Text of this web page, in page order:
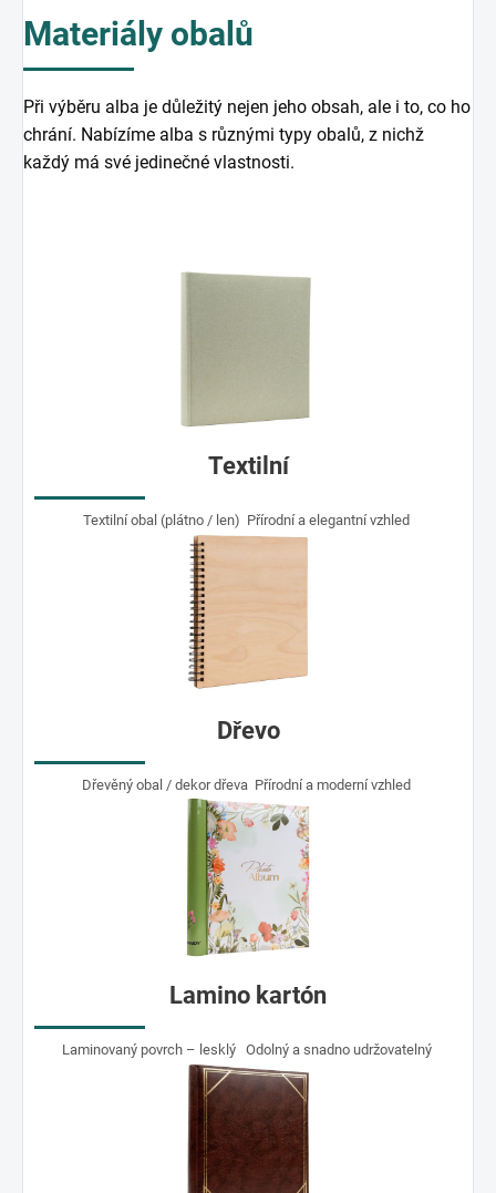
Materiály obalů
Při výběru alba je důležitý nejen jeho obsah, ale i to, co ho
chrání. Nabízíme alba s různými typy obalů, z nichž
každý má své jedinečné vlastnosti.
Textilní
Textilní obal (plátno / len) Přírodní a elegantní vzhled
Dřevo
Dřevěný obal / dekor dřeva Přírodní a moderní vzhled
Lamino kartón
Laminovaný povrch – lesklý Odolný a snadno udržovatelný